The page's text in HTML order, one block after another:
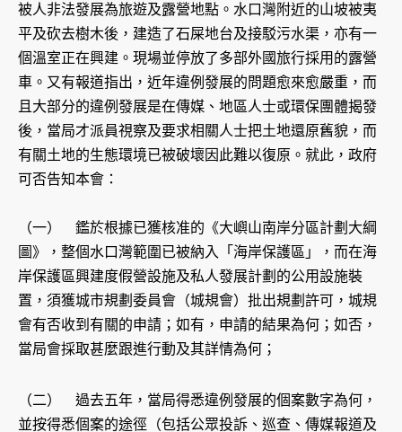
被人非法發展為旅遊及露營地點。水口灣附近的山坡被夷
平及砍去樹木後，建造了石屎地台及接駁污水渠，亦有一
個溫室正在興建。現場並停放了多部外國旅行採用的露營
車。又有報道指出，近年違例發展的問題愈來愈嚴重，而
且大部分的違例發展是在傳媒、地區人士或環保團體揭發
後，當局才派員視察及要求相關人士把土地還原舊貌，而
有關土地的生態環境已被破壞因此難以復原。就此，政府
可否告知本會：
（一） 鑑於根據已獲核准的《大嶼山南岸分區計劃大綱
圖》，整個水口灣範圍已被納入「海岸保護區」，而在海
岸保護區興建度假營設施及私人發展計劃的公用設施裝
置，須獲城市規劃委員會（城規會）批出規劃許可，城規
會有否收到有關的申請；如有，申請的結果為何；如否，
當局會採取甚麼跟進行動及其詳情為何；
（二） 過去五年，當局得悉違例發展的個案數字為何，
並按得悉個案的途徑（包括公眾投訴、巡查、傳媒報道及